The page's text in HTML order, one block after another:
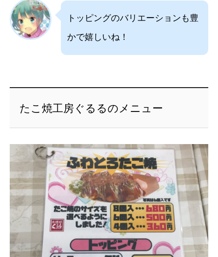
トッピングのバリエーションも豊
かで嬉しいね！
たこ焼工房ぐるるのメニュー